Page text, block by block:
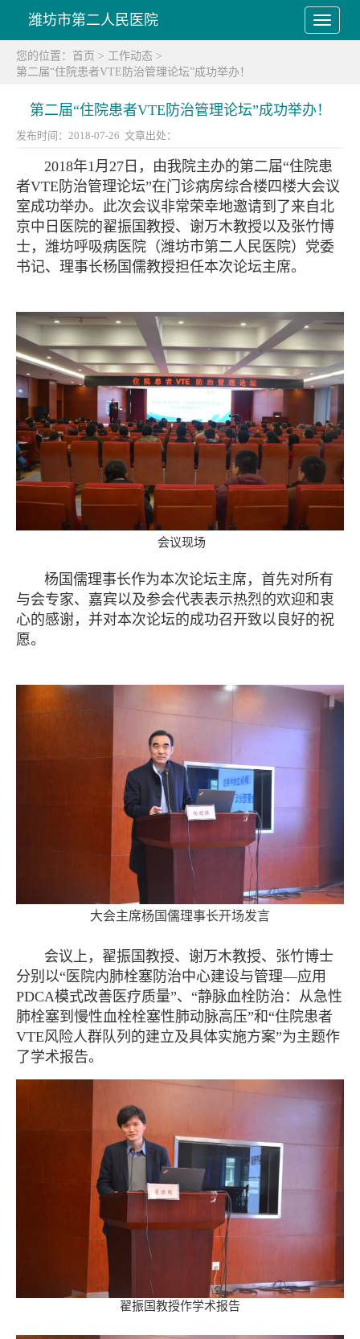
潍坊市第二人民医院
您的位置： 首页 > 工作动态 >
第二届“住院患者VTE防治管理论坛”成功举办！
第二届“住院患者VTE防治管理论坛”成功举办！
发布时间：2018-07-26 文章出处：
2018年1月27日，由我院主办的第二届“住院患
者VTE防治管理论坛”在门诊病房综合楼四楼大会议
室成功举办。此次会议非常荣幸地邀请到了来自北
京中日医院的翟振国教授、谢万木教授以及张竹博
士，潍坊呼吸病医院（潍坊市第二人民医院）党委
书记、理事长杨国儒教授担任本次论坛主席。
会议现场
杨国儒理事长作为本次论坛主席，首先对所有
与会专家、嘉宾以及参会代表表示热烈的欢迎和衷
心的感谢，并对本次论坛的成功召开致以良好的祝
愿。
大会主席杨国儒理事长开场发言
会议上，翟振国教授、谢万木教授、张竹博士
分别以“医院内肺栓塞防治中心建设与管理—应用
PDCA模式改善医疗质量”、“静脉血栓防治：从急性
肺栓塞到慢性血栓栓塞性肺动脉高压”和“住院患者
VTE风险人群队列的建立及具体实施方案”为主题作
了学术报告。
翟振国教授作学术报告